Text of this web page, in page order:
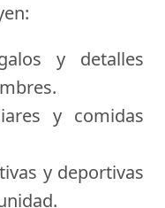
y detalles
y comidas
y deportivas